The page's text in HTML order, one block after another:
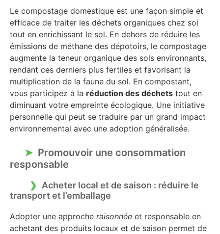
Le compostage domestique est une façon simple et
efficace de traiter les déchets organiques chez soi
tout en enrichissant le sol. En dehors de réduire les
émissions de méthane des dépotoirs, le compostage
augmente la teneur organique des sols environnants,
rendant ces derniers plus fertiles et favorisant la
multiplication de la faune du sol. En compostant,
vous participez à la réduction des déchets tout en
diminuant votre empreinte écologique. Une initiative
personnelle qui peut se traduire par un grand impact
environnemental avec une adoption généralisée.
Promouvoir une consommation
responsable
Acheter local et de saison : réduire le
transport et l’emballage
Adopter une approche raisonnée et responsable en
achetant des produits locaux et de saison permet de